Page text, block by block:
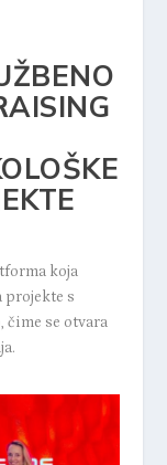
koja
s
se otvara